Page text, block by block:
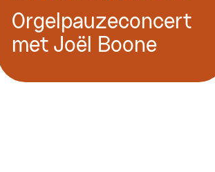
Orgelpauzeconcert
met Joël Boone